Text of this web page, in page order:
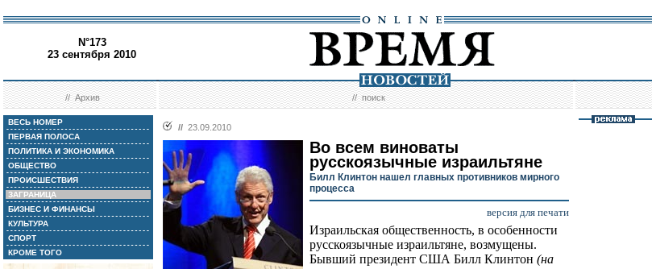
N°173
23 сентября 2010
//Архив //поиск
ВЕСЬ НОМЕР
ПЕРВАЯ ПОЛОСА
ПОЛИТИКА И ЭКОНОМИКА
ОБЩЕСТВО
ПРОИСШЕСТВИЯ
ЗАГРАНИЦА
БИЗНЕС И ФИНАНСЫ
КУЛЬТУРА
СПОРТ
КРОМЕ ТОГО
// 23.09.2010
Во всем виноваты
русскоязычные израильтяне
Билл Клинтон нашел главных противников мирного
процесса
версия для печати
Израильская общественность, в особенности
русскоязычные израильтяне, возмущены.
Бывший президент США Билл Клинтон (на